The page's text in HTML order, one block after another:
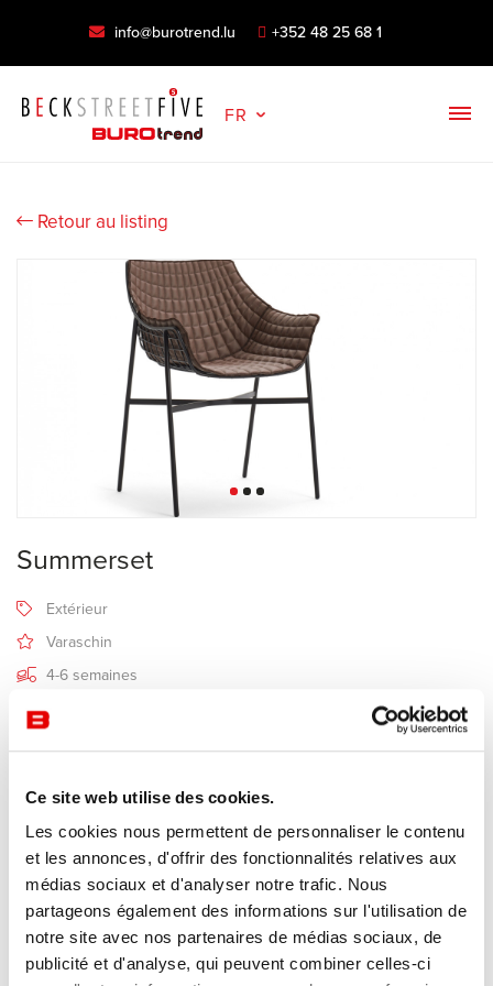
Ce site web utilise des cookies.
Les cookies nous permettent de personnaliser le contenu
et les annonces, d'offrir des fonctionnalités relatives aux
médias sociaux et d'analyser notre trafic. Nous
partageons également des informations sur l'utilisation de
notre site avec nos partenaires de médias sociaux, de
publicité et d'analyse, qui peuvent combiner celles-ci
info@burotrend.lu +352 48 25 68 1
FR
Retour au listing
Summerset
Extérieur
Varaschin
4-6 semaines
Summer setest un fauteuil d’extérieur, idéal pour s’assoir et
déjeuner tranquillement au soleil.
Structure en acier peint et verni avec un revêtement protecteur
C5M (ce qui le rend adapté à l'utilisation dans les zones maritimes).